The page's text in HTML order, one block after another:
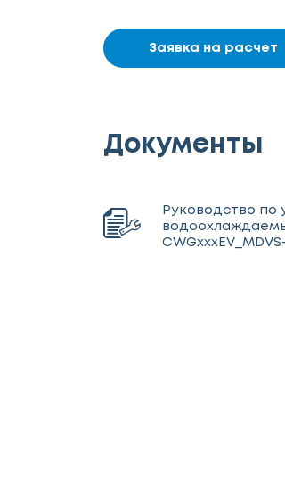
Заявка на расчет
Документы
Руководство по